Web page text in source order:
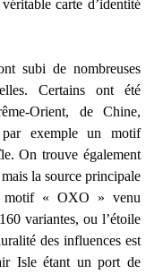
carte d’identité
subi de nombreuses
Certains ont été
Orient, de Chine,
exemple un motif
On trouve également
la source principale
motif « OXO » venu
variantes, ou l’étoile
des influences est
Isle étant un port de